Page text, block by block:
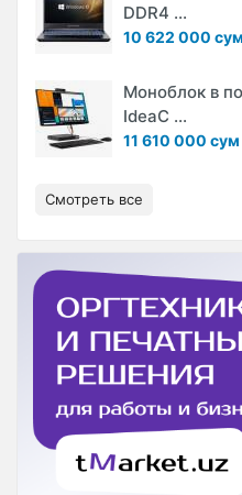
DDR4 ...
10 622 000 сум
Моноблок в
IdeaC ...
11 610 000 сум
Смотреть все